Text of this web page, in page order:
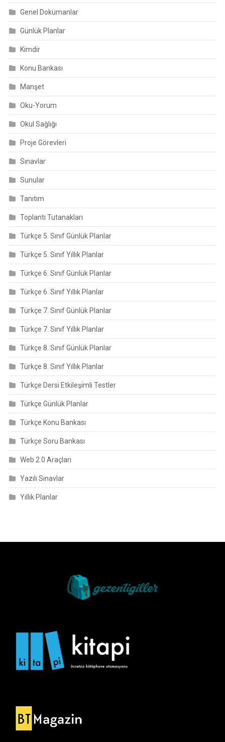
Genel Dokümanlar
Günlük Planlar
Kimdir
Konu Bankası
Manşet
Oku-Yorum
Okul Sağlığı
Proje Görevleri
Sınavlar
Sunular
Tanıtım
Toplantı Tutanakları
Türkçe 5. Sınıf Günlük Planlar
Türkçe 5. Sınıf Yıllık Planlar
Türkçe 6. Sınıf Günlük Planlar
Türkçe 6. Sınıf Yıllık Planlar
Türkçe 7. Sınıf Günlük Planlar
Türkçe 7. Sınıf Yıllık Planlar
Türkçe 8. Sınıf Günlük Planlar
Türkçe 8. Sınıf Yıllık Planlar
Türkçe Dersi Etkileşimli Testler
Türkçe Günlük Planlar
Türkçe Konu Bankası
Türkçe Soru Bankası
Web 2.0 Araçları
Yazılı Sınavlar
Yıllık Planlar